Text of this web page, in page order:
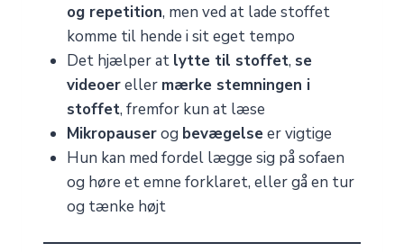
og repetition, men ved at lade stoffet
komme til hende i sit eget tempo
Det hjælper at lytte til stoffet, se
videoereller mærke stemningen i
stoffet, fremfor kun at læse
Mikropauserog bevægelseer vigtige
Hun kan med fordel lægge sig på sofaen
og høre et emne forklaret, eller gå en tur
og tænke højt